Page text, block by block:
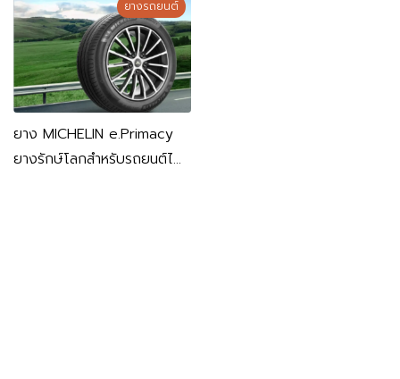
ยางรถยนต์
ยาง MICHELIN e.Primacy
ยางรักษ์โลกสำหรับรถยนต์ไฟ